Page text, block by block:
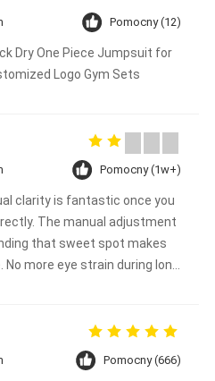
Pomocny (12)
Dry One Piece Jumpsuit for
Logo Gym Sets
Pomocny (1w+)
clarity is fantastic once you
The manual adjustment
that sweet spot makes
more eye strain during long
dial in the IPD correctly. The
is smooth, and finding that
all the difference. No more
Pomocny (666)